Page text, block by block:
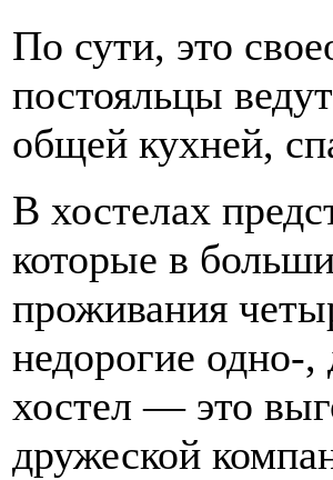
По сути, это
постояльцы
общей кухней,
В хостелах
которые в
проживания
недорогие одно-
хостел — это
дружеской